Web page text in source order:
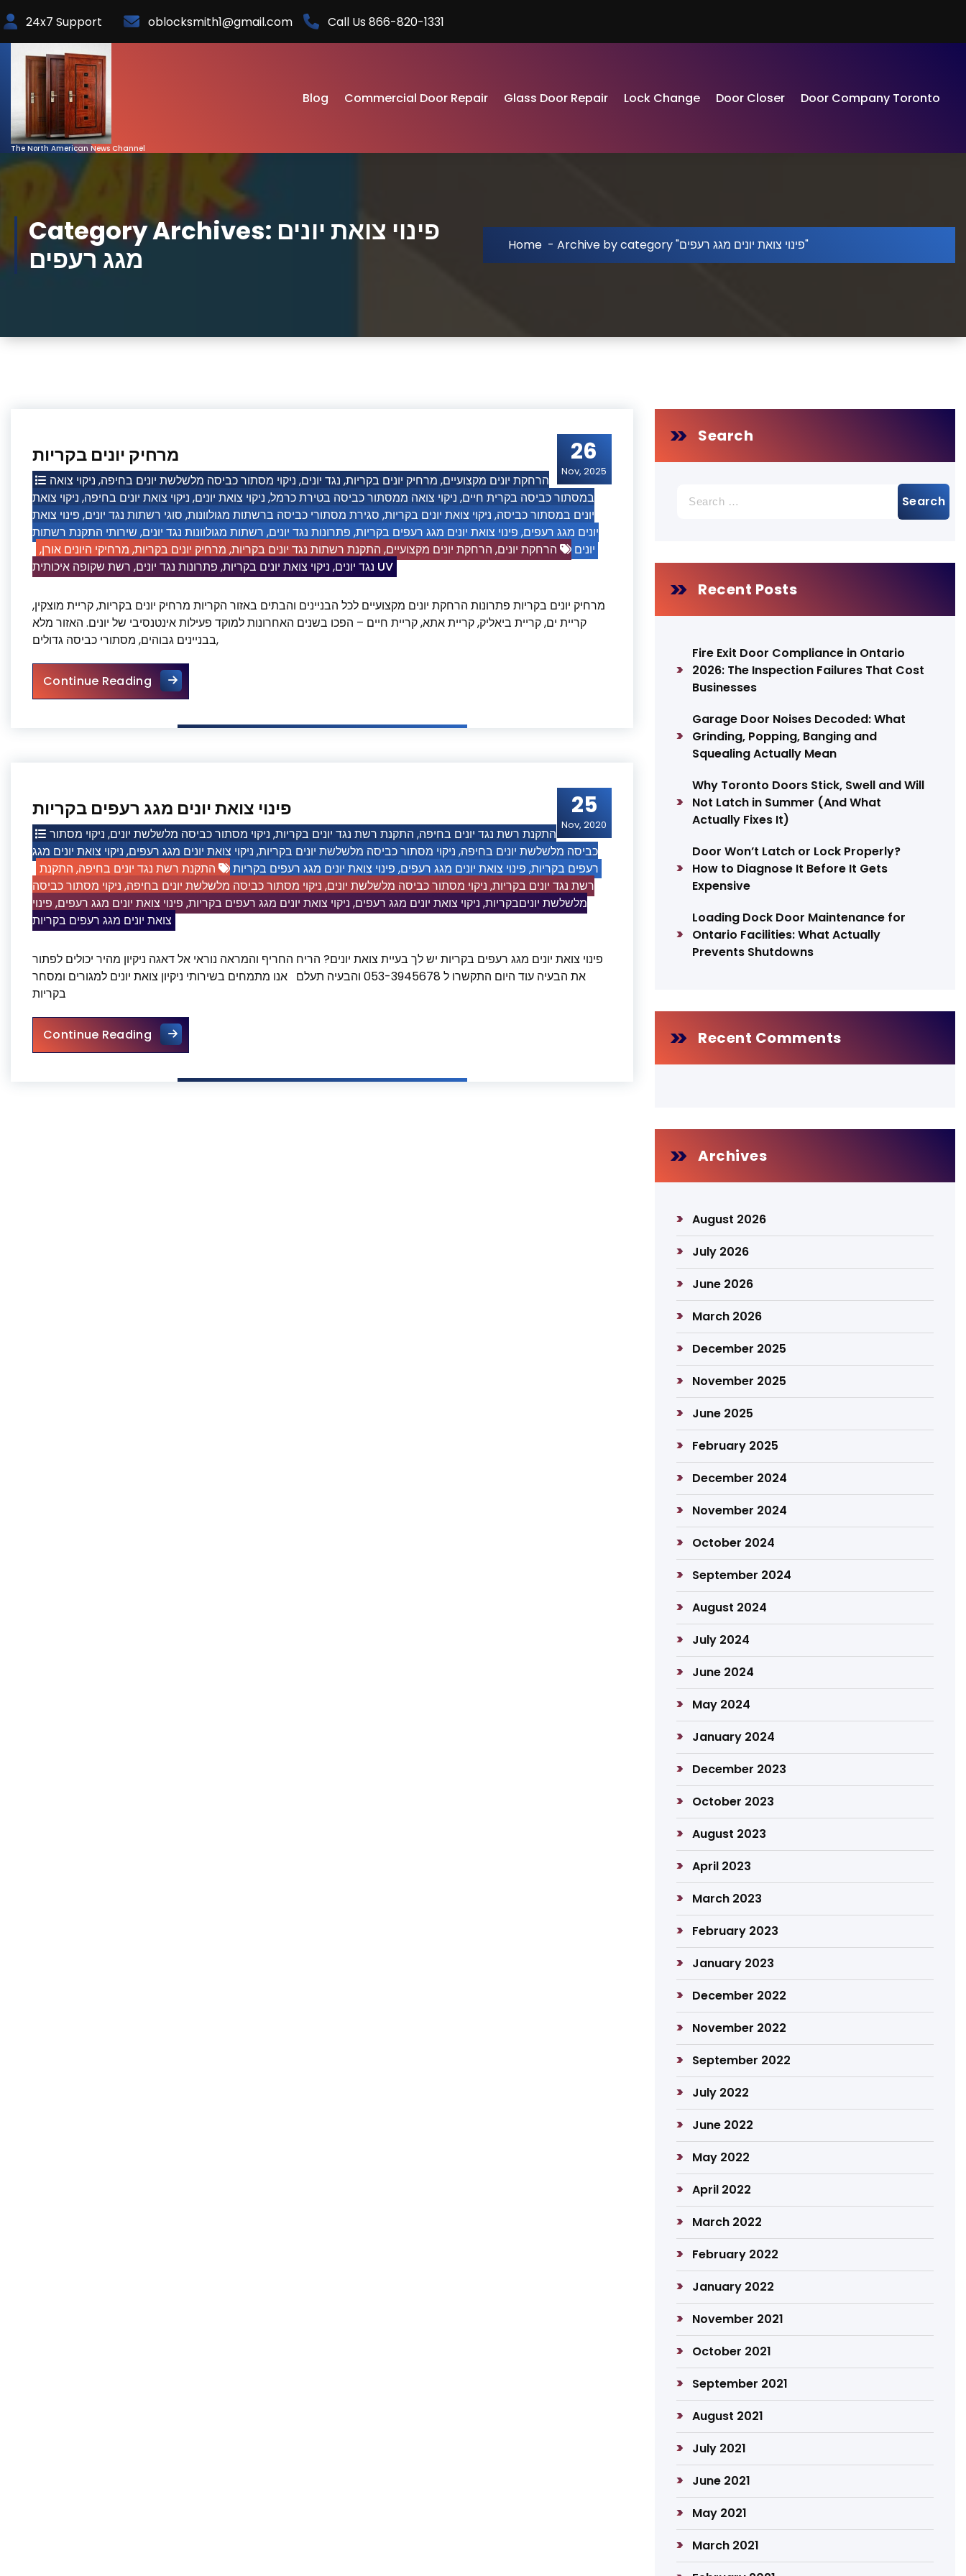
to
Content
24x7 Support oblocksmith1@gmail.com Call Us 866-820-1331
The North American News Channel
Blog Commercial Door Repair Glass Door Repair Lock Change Door Closer Door Company Toronto
Category Archives: פינוי צואת יונים
מגג רעפים
Home - Archive by category "פינוי צואת יונים מגג רעפים"
26
Nov, 2025
מרחיק יונים בקריות
הרחקת יונים מקצועיים, מרחיק יונים בקריות, נגד יונים, ניקוי מסתור כביסה מלשלשת יונים בחיפה, ניקוי צואה
במסתור כביסה בקרית חיים, ניקוי צואה ממסתור כביסה בטירת כרמל, ניקוי צואת יונים, ניקוי צואת יונים בחיפה, ניקוי צואת
יונים במסתור כביסה, ניקוי צואת יונים בקריות, סגירת מסתורי כביסה ברשתות מגולוונות, סוגי רשתות נגד יונים, פינוי צואת
יונים מגג רעפים, פינוי צואת יונים מגג רעפים בקריות, פתרונות נגד יונים, רשתות מגולוונות נגד יונים, שירותי התקנת רשתות
יונים
הרחקת יונים, הרחקת יונים מקצועיים, התקנת רשתות נגד יונים בקריות, מרחיק יונים בקריות, מרחיקי היונים אורן,
נגד יונים, ניקוי צואת יונים בקריות, פתרונות נגד יונים, רשת שקופה איכותית UV
מרחיק יונים בקריות פתרונות הרחקת יונים מקצועיים לכל הבניינים והבתים באזור הקריות מרחיק יונים בקריות, קריית מוצקין,
קריית ים, קריית ביאליק, קריית אתא, קריית חיים – הפכו בשנים האחרונות למוקד פעילות אינטנסיבי של יונים. האזור מלא
בבניינים גבוהים, מסתורי כביסה גדולים,
Continue Readingמרחיק יונים בקריות
25
Nov, 2020
פינוי צואת יונים מגג רעפים בקריות
התקנת רשת נגד יונים בחיפה, התקנת רשת נגד יונים בקריות, ניקוי מסתור כביסה מלשלשת יונים, ניקוי מסתור
כביסה מלשלשת יונים בחיפה, ניקוי מסתור כביסה מלשלשת יונים בקריות, ניקוי צואת יונים מגג רעפים, ניקוי צואת יונים מגג
רעפים בקריות, פינוי צואת יונים מגג רעפים, פינוי צואת יונים מגג רעפים בקריות התקנת רשת נגד יונים בחיפה, התקנת
רשת נגד יונים בקריות, ניקוי מסתור כביסה מלשלשת יונים, ניקוי מסתור כביסה מלשלשת יונים בחיפה, ניקוי מסתור כביסה
מלשלשת יוניםבקריות, ניקוי צואת יונים מגג רעפים, ניקוי צואת יונים מגג רעפים בקריות, פינוי צואת יונים מגג רעפים, פינוי
צואת יונים מגג רעפים בקריות
פינוי צואת יונים מגג רעפים בקריות יש לך בעיית צואת יונים? הריח החריף והמראה נוראי אל דאגה ניקיון מהיר יכולים לפתור
את הבעיה עוד היום התקשרו ל 053-3945678 והבעיה תעלם אנו מתמחים בשירותי ניקיון צואת יונים למגורים ומסחר
בקריות
Continue Readingפינוי צואת יונים מגג רעפים בקריות
Search
for:
Recent Posts
Fire Exit Door Compliance in Ontario
2026: The Inspection Failures That Cost
Businesses
Garage Door Noises Decoded: What
Grinding, Popping, Banging and
Squealing Actually Mean
Why Toronto Doors Stick, Swell and Will
Not Latch in Summer (And What
Actually Fixes It)
Door Won’t Latch or Lock Properly?
How to Diagnose It Before It Gets
Expensive
Loading Dock Door Maintenance for
Ontario Facilities: What Actually
Prevents Shutdowns
Recent Comments
Archives
August 2026
July 2026
June 2026
March 2026
December 2025
November 2025
June 2025
February 2025
December 2024
November 2024
October 2024
September 2024
August 2024
July 2024
June 2024
May 2024
January 2024
December 2023
October 2023
August 2023
April 2023
March 2023
February 2023
January 2023
December 2022
November 2022
September 2022
July 2022
June 2022
May 2022
April 2022
March 2022
February 2022
January 2022
November 2021
October 2021
September 2021
August 2021
July 2021
June 2021
May 2021
March 2021